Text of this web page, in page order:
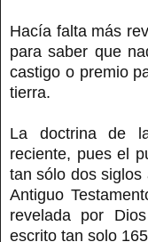
Hacía falta más
para saber que
castigo o premio
tierra.
La doctrina de
reciente, pues el
tan sólo dos siglos
Antiguo
revelada por
escrito tan solo